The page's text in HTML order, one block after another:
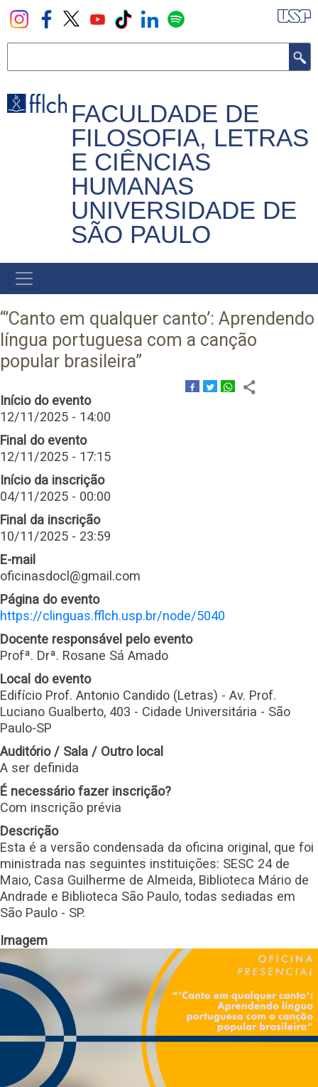
Pular
para
principal
FACULDADE DE
FILOSOFIA, LETRAS
E CIÊNCIAS
HUMANAS
UNIVERSIDADE DE
SÃO PAULO
NAVEGADOR
PRINCIPAL
“’Canto em qualquer canto’: Aprendendo
língua portuguesa com a canção
popular brasileira”
Início do evento
12/11/2025 - 14:00
Final do evento
12/11/2025 - 17:15
Início da inscrição
04/11/2025 - 00:00
Final da inscrição
10/11/2025 - 23:59
E-mail
oficinasdocl@gmail.com
Página do evento
https://clinguas.fflch.usp.br/node/5040
Docente responsável pelo evento
Profª. Drª. Rosane Sá Amado
Local do evento
Edifício Prof. Antonio Candido (Letras) - Av. Prof.
Luciano Gualberto, 403 - Cidade Universitária - São
Paulo-SP
Auditório / Sala / Outro local
A ser definida
É necessário fazer inscrição?
Com inscrição prévia
Descrição
Esta é a versão condensada da oficina original, que foi
ministrada nas seguintes instituições: SESC 24 de
Maio, Casa Guilherme de Almeida, Biblioteca Mário de
Andrade e Biblioteca São Paulo, todas sediadas em
São Paulo - SP.
Imagem